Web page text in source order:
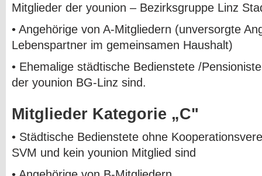
Mitglieder der younion – Bezirksgruppe Linz
• Angehörige von A-Mitgliedern (unversorgte
Lebenspartner im gemeinsamen Haushalt)
• Ehemalige städtische Bedienstete /
der younion BG-Linz sind.
Mitglieder Kategorie „C"
• Städtische Bedienstete ohne
SVM und kein younion Mitglied sind